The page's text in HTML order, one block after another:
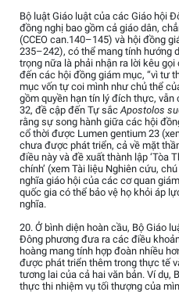
Bộ luật Giáo luật của các Giáo hội
đồng nghị bao gồm cả giáo dân,
(CCEO can.140–145) và hội đồng
235–242), có thể mang tính hướng
trọng nữa là phải nhận ra lời kêu
đến các hội đồng giám mục, “vì tư
mục vốn tự coi mình như chủ thể
gồm quyền hạn tín lý đích thực, vẫn
32, đề cập đến Tự sắcApostolos
rằng sự song hành giữa các hội
cổ thời được Lumen gentium 23
chưa được phát triển, cả về mặt
điều này và đề xuất thành lập ‘Tòa
chính’ (xem Tài liệu Nghiên cứu,
nghĩa giáo hội của các cơ quan
quốc gia có thể bảo vệ họ khỏi áp
nghĩa.
20. Ở bình diện hoàn cầu, Bộ Giáo
Đông phương đưa ra các điều
hoàng mang tính hợp đoàn nhiều
được phát triển thêm trong thực tế
tương lai của cả hai văn bản. Ví dụ,
thực thi nhiệm vụ tối thượng của